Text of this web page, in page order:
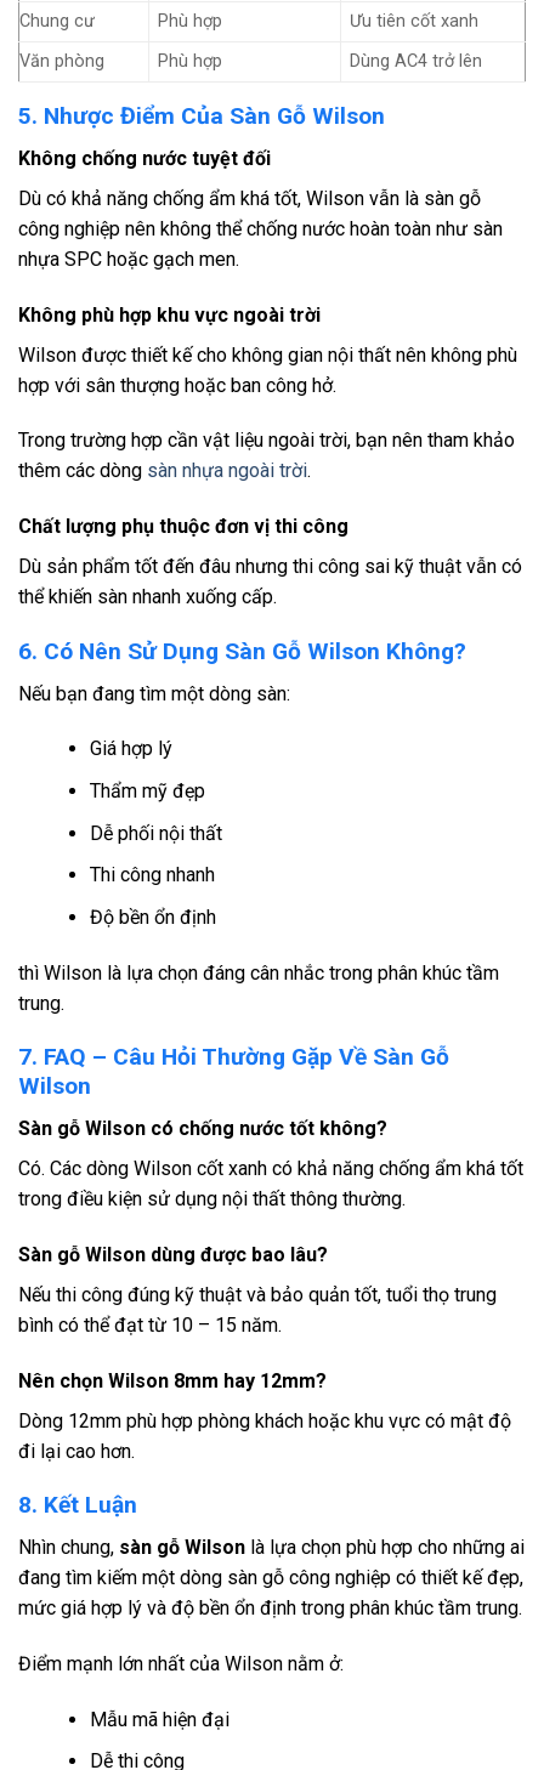
Chung cư
Phù hợp
Ưu tiên cốt xanh
Văn phòng
Phù hợp Dùng AC4 trở lên
5. Nhược Điểm Của Sàn Gỗ Wilson
Không chống nước tuyệt đối
Dù có khả năng chống ẩm khá tốt, Wilson vẫn là sàn gỗ
công nghiệp nên không thể chống nước hoàn toàn như sàn
nhựa SPC hoặc gạch men.
Không phù hợp khu vực ngoài trời
Wilson được thiết kế cho không gian nội thất nên không phù
hợp với sân thượng hoặc ban công hở.
Trong trường hợp cần vật liệu ngoài trời, bạn nên tham khảo
thêm các dòng sàn nhựa ngoài trời.
Chất lượng phụ thuộc đơn vị thi công
Dù sản phẩm tốt đến đâu nhưng thi công sai kỹ thuật vẫn có
thể khiến sàn nhanh xuống cấp.
6. Có Nên Sử Dụng Sàn Gỗ Wilson Không?
Nếu bạn đang tìm một dòng sàn:
Giá hợp lý
Thẩm mỹ đẹp
Dễ phối nội thất
Thi công nhanh
Độ bền ổn định
thì Wilson là lựa chọn đáng cân nhắc trong phân khúc tầm
trung.
7. FAQ – Câu Hỏi Thường Gặp Về Sàn Gỗ
Wilson
Sàn gỗ Wilson có chống nước tốt không?
Có. Các dòng Wilson cốt xanh có khả năng chống ẩm khá tốt
trong điều kiện sử dụng nội thất thông thường.
Sàn gỗ Wilson dùng được bao lâu?
Nếu thi công đúng kỹ thuật và bảo quản tốt, tuổi thọ trung
bình có thể đạt từ 10 – 15 năm.
Nên chọn Wilson 8mm hay 12mm?
Dòng 12mm phù hợp phòng khách hoặc khu vực có mật độ
đi lại cao hơn.
8. Kết Luận
Nhìn chung, sàn gỗ Wilson là lựa chọn phù hợp cho những ai
đang tìm kiếm một dòng sàn gỗ công nghiệp có thiết kế đẹp,
mức giá hợp lý và độ bền ổn định trong phân khúc tầm trung.
Điểm mạnh lớn nhất của Wilson nằm ở:
Mẫu mã hiện đại
Dễ thi công